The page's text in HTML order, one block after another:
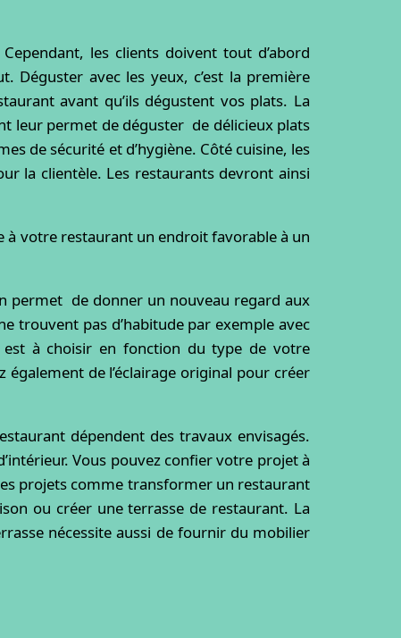
les clients doivent tout d’abord
Déguster avec les yeux, c’est la première
avant qu’ils dégustent vos plats. La
leur permet de déguster de délicieux plats
de sécurité et d’hygiène. Côté cuisine, les
la clientèle. Les restaurants devront ainsi
à votre restaurant un endroit favorable à un
permet de donner un nouveau regard aux
trouvent pas d’habitude par exemple avec
est à choisir en fonction du type de votre
de l’éclairage original pour créer
dépendent des travaux envisagés.
Vous pouvez confier votre projet à
projets comme transformer un restaurant
ou créer une terrasse de restaurant. La
nécessite aussi de fournir du mobilier